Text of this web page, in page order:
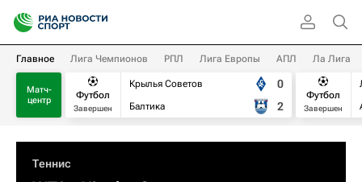
Главное Лига Чемпионов РПЛ Лига Европы АПЛ Ла Лига
Матч-
центр
Футбол
Завершен
Крылья Советов
Балтика
0
2
Футбол
Завершен
Теннис